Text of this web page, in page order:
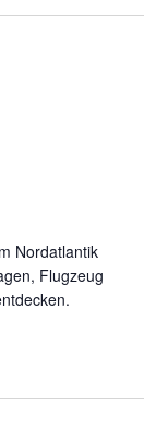
Nordatlantik
Flugzeug